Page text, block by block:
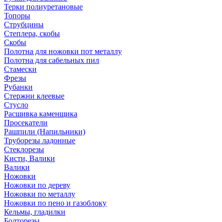
Терки полиуретановые
Топоры
Струбцины
Степлера, скобы
Скобы
Полотна для ножовки пот металлу
Полотна для сабельных пил
Стамески
Фрезы
Рубанки
Стержни клеевые
Стусло
Расшивка каменщика
Просекатели
Рашпили (Напильники)
Труборезы ладонные
Стеклорезы
Кисти, Валики
Валики
Ножовки
Ножовки по дереву
Ножовки по металлу
Ножовки по пено и газоблоку
Кельмы, гладилки